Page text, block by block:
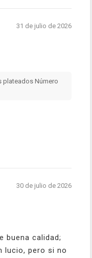
31 de julio de 2026
plateados Número
30 de julio de 2026
buena calidad;
lucio, pero si no